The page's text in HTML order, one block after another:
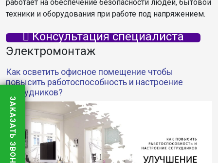
работает на обеспечение безопасности людей, бытовой
техники и оборудования при работе под напряжением.
Консультация специалиста
Электромонтаж
Как осветить офисное помещение чтобы
повысить работоспособность и настроение
сотрудников?
ЗАКАЗАТЬ ЗВОНОК